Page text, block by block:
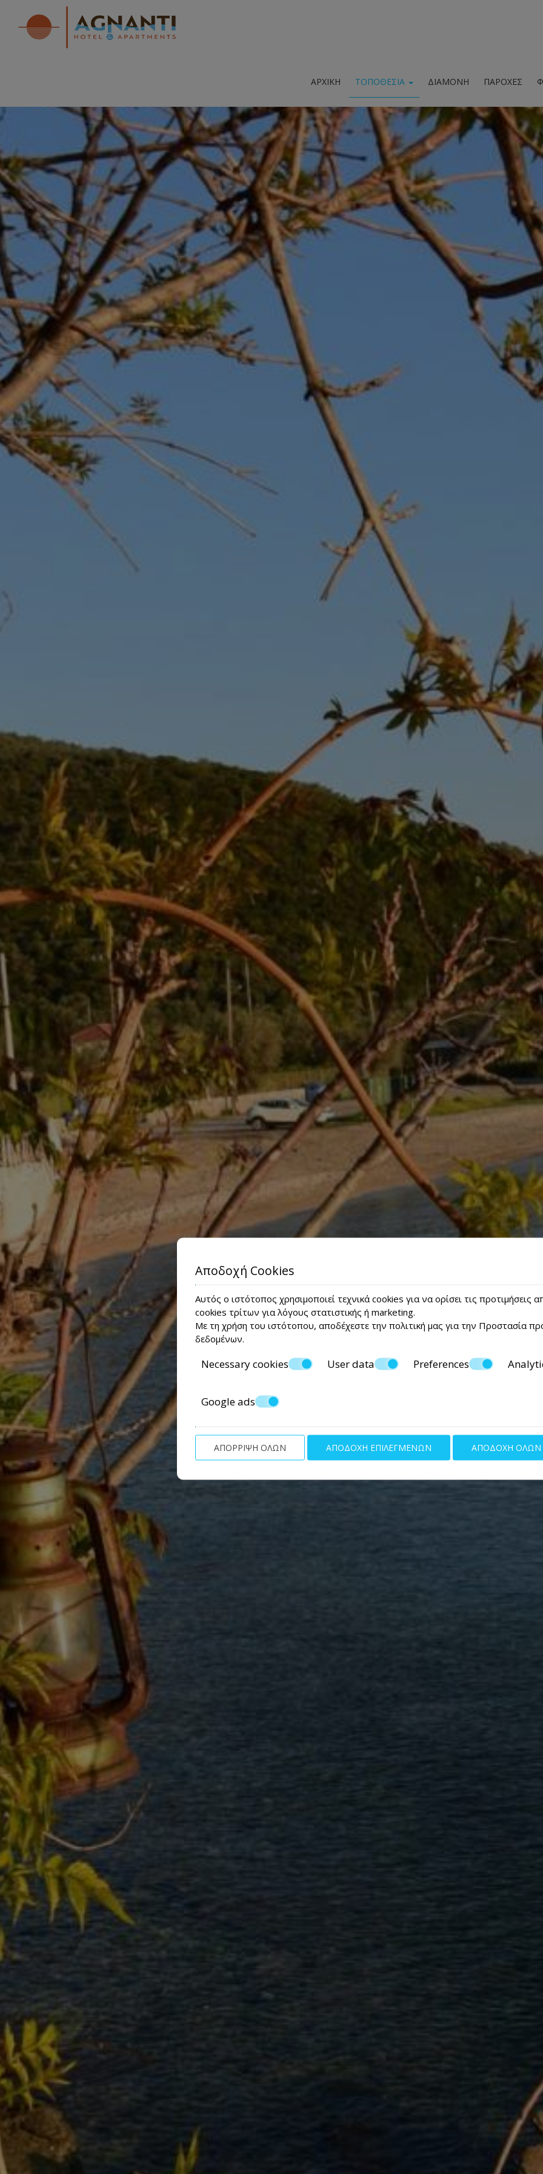
ΑΡΧΙΚΉ
ΤΟΠΟΘΕΣΊΑ
Τοποθεσία & χάρτης
'Αφυσσος
Αξιοθέατα
Δραστηριότητες
ΔΙΑΜΟΝΉ ΠΑΡΟΧΈΣ
Αποδοχή Cookies
Αυτός ο ιστότοπος χρησιμοποιεί τεχνικά cookies για να ορίσει τις προτιμήσεις
cookies τρίτων για λόγους στατιστικής ή marketing.
Με τη χρήση του ιστότοπου, αποδέχεστε την πολιτική μας για την Προστασία
δεδομένων.
Necessary cookies User data Preferences
Google ads
ΑΠΌΡΡΙΨΗ ΌΛΩΝ ΑΠΟΔΟΧΉ ΕΠΙΛΕΓΜΈΝΩΝ ΑΠΟΔΟΧΉ ΌΛΩΝ